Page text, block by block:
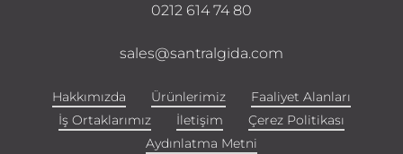
0212 614 74 80
sales@santralgida.com
Hakkımızda Ürünlerimiz
Faaliyet Alanları
İş Ortaklarımız
İletişim
Çerez Politikası
Aydınlatma Metni